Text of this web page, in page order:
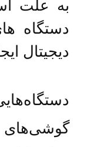
به علت
دستگاه
دیجیتال